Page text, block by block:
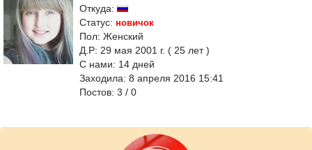
Откуда:
Статус: новичок
Пол: Женский
Д.Р: 29 мая 2001 г. ( 25 лет )
С нами: 14 дней
Заходила: 8 апреля 2016 15:41
Постов: 3 / 0